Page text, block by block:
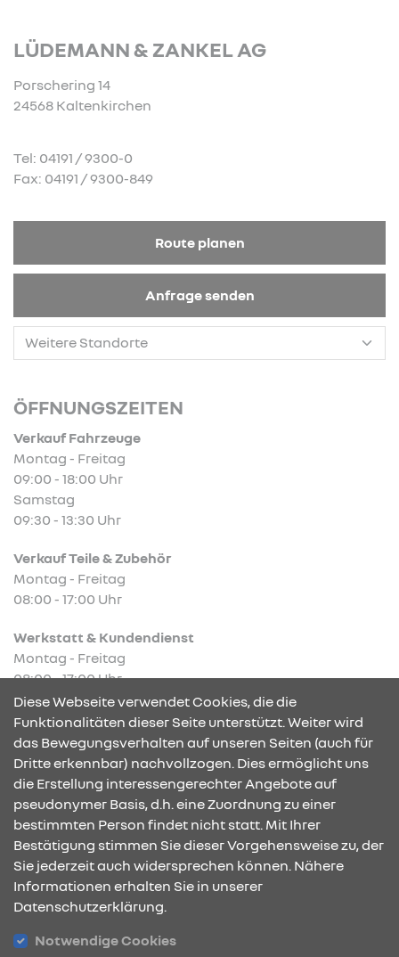
LÜDEMANN & ZANKEL AG
Porschering 14
24568 Kaltenkirchen
Tel: 04191 / 9300-0
Fax: 04191 / 9300-849
Route planen
Anfrage senden
ÖFFNUNGSZEITEN
Verkauf Fahrzeuge
Montag - Freitag
09:00 - 18:00 Uhr
Samstag
09:30 - 13:30 Uhr
Verkauf Teile & Zubehör
Montag - Freitag
08:00 - 17:00 Uhr
Werkstatt & Kundendienst
Montag - Freitag
08:00 - 17:00 Uhr
KONTAKT & ANFAHRT
ÖFFNUNGSZEITEN
Diese Webseite verwendet Cookies, die die
Funktionalitäten dieser Seite unterstützt. Weiter wird
das Bewegungsverhalten auf unseren Seiten (auch für
Dritte erkennbar) nachvollzogen. Dies ermöglicht uns
die Erstellung interessengerechter Angebote auf
pseudonymer Basis, d.h. eine Zuordnung zu einer
bestimmten Person findet nicht statt. Mit Ihrer
Bestätigung stimmen Sie dieser Vorgehensweise zu, der
Sie jederzeit auch widersprechen können. Nähere
Informationen erhalten Sie in unserer
Datenschutzerklärung.
Notwendige Cookies